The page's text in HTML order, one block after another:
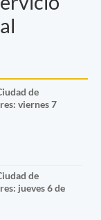
de
viernes 7
de
jueves 6 de